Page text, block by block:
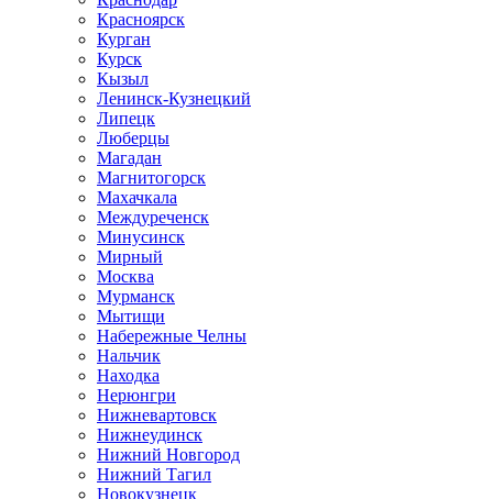
Красноярск
Курган
Курск
Кызыл
Ленинск-Кузнецкий
Липецк
Люберцы
Магадан
Магнитогорск
Махачкала
Междуреченск
Минусинск
Мирный
Москва
Мурманск
Мытищи
Набережные Челны
Нальчик
Находка
Нерюнгри
Нижневартовск
Нижнеудинск
Нижний Новгород
Нижний Тагил
Новокузнецк